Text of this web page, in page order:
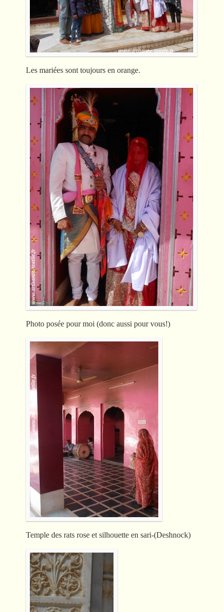
Les mariées sont toujours en orange.
Photo posée pour moi (donc aussi pour vous!)
Temple des rats rose et silhouette en sari-(Deshnock)